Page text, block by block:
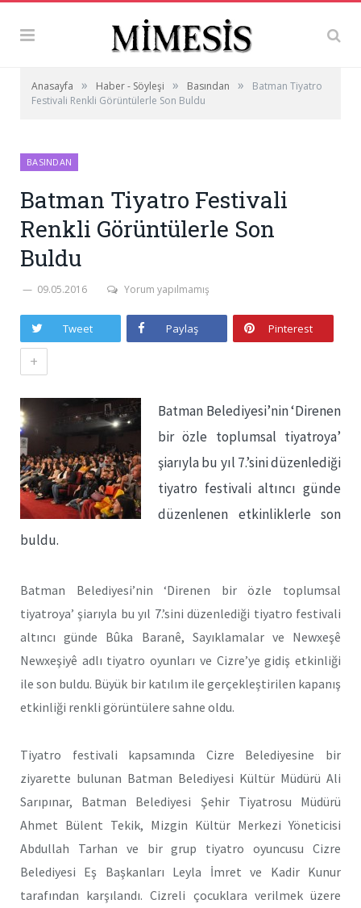
Anasayfa » Haber - Söyleşi » Basından »
Batman Tiyatro
Festivali Renkli Görüntülerle Son Buldu
BASINDAN
Batman Tiyatro Festivali
Renkli Görüntülerle Son
Buldu
09.05.2016 Yorum yapılmamış
Tweet Paylaş Pinterest
+
Batman Belediyesi’nin ‘Direnen
bir özle toplumsal tiyatroya’
şiarıyla bu yıl 7.’sini düzenlediği
tiyatro festivali altıncı günde
düzenlenen etkinliklerle son
buldu.
Batman Belediyesi’nin ‘Direnen bir özle toplumsal
tiyatroya’ şiarıyla bu yıl 7.’sini düzenlediği tiyatro festivali
altıncı günde Bûka Baranê, Sayıklamalar ve Newxeşê
Newxeşiyê adlı tiyatro oyunları ve Cizre’ye gidiş etkinliği
ile son buldu. Büyük bir katılım ile gerçekleştirilen kapanış
etkinliği renkli görüntülere sahne oldu.
Tiyatro festivali kapsamında Cizre Belediyesine bir
ziyarette bulunan Batman Belediyesi Kültür Müdürü Ali
Sarıpınar, Batman Belediyesi Şehir Tiyatrosu Müdürü
Ahmet Bülent Tekik, Mizgin Kültür Merkezi Yöneticisi
Abdullah Tarhan ve bir grup tiyatro oyuncusu Cizre
Belediyesi Eş Başkanları Leyla İmret ve Kadir Kunur
tarafından karşılandı. Cizreli çocuklara verilmek üzere